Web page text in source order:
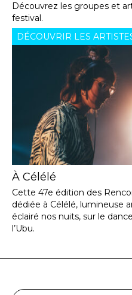
Découvrez les groupes et
festival.
DÉCOUVRIR LES
À Célélé
Cette 47e édition des
dédiée à Célélé, lumineuse
éclairé nos nuits, sur le
l’Ubu.